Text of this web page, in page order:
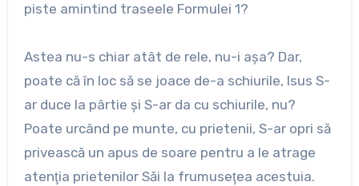
piste amintind traseele Formulei 1?
Astea nu-s chiar atât de rele, nu-i aşa? Dar,
poate că în loc să se joace de-a schiurile, Isus S-
ar duce la pârtie şi S-ar da cu schiurile, nu?
Poate urcând pe munte, cu prietenii, S-ar opri să
privească un apus de soare pentru a le atrage
atenţia prietenilor Săi la frumuseţea acestuia.